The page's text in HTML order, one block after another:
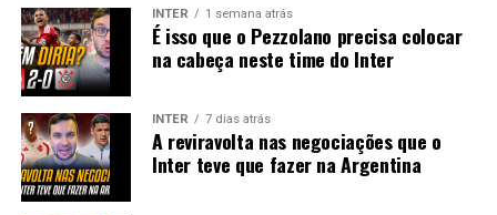
INTER 1 semana atrás
É isso que o Pezzolano precisa colocar
na cabeça neste time do Inter
INTER 7 dias atrás
A reviravolta nas negociações que o
Inter teve que fazer na Argentina